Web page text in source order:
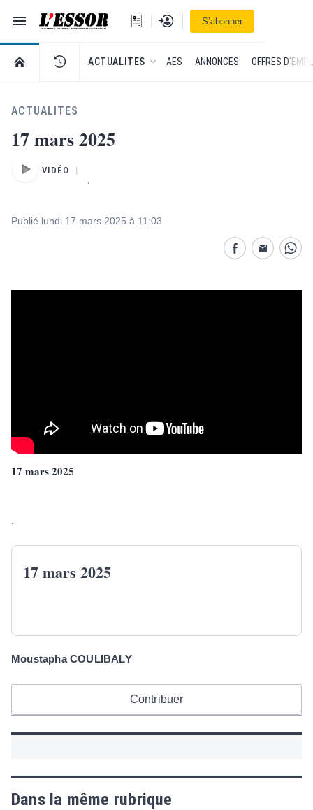
Navigation
L'Essor - retour à la une
Se connecterS’abonner
RETOUR À LA PAGE D’ACCUEIL DE L'ESSOR
ACTUALITES AES ANNONCES OFFRES
ACTUALITES
17 mars 2025
VIDÉO
.
Publié lundi 17 mars 2025 à 11:03
Partage désactivé
Partage
17 mars 2025
.
17 mars 2025
Moustapha COULIBALY
Contribuer
Dans la même rubrique